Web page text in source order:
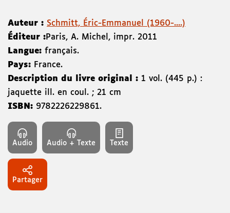
Auteur : Schmitt, Éric-Emmanuel (1960-....)
Éditeur :Paris, A. Michel , impr. 2011
Langue: français.
Pays: France.
Description du livre original : 1 vol. (445 p.) :
jaquette ill. en coul. ; 21 cm
ISBN: 9782226229861.
Audio Audio + Texte Texte
Partager